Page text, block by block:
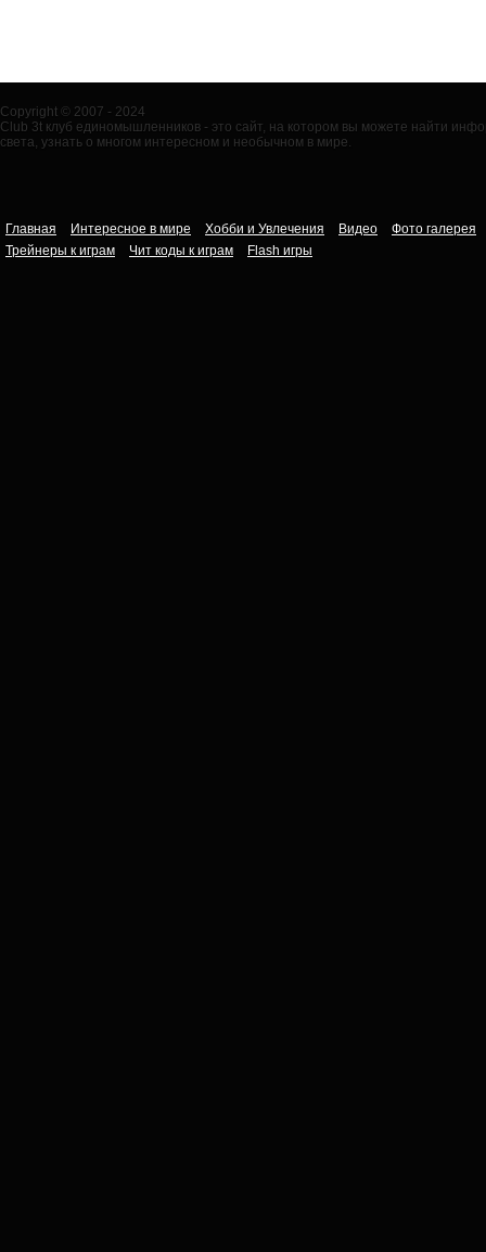
Copyright © 2007 - 2024
Club 3t клуб единомышленников - это сайт, на котором вы можете найти
света, узнать о многом интересном и необычном в мире.
Главная Интересное в мире Хобби и Увлечения Видео
Фото галерея
Трейнеры к играм
Чит коды к играм Flash игры